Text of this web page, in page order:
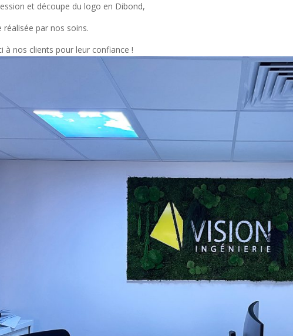
et découpe du logo en Dibond,
réalisée par nos soins.
à nos clients pour leur confiance !